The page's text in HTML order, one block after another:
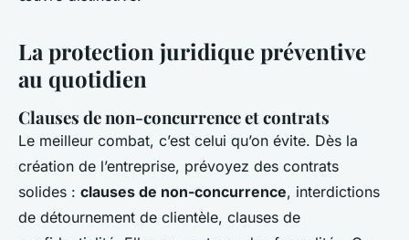
La protection juridique préventive
au quotidien
Clauses de non-concurrence et contrats
Le meilleur combat, c’est celui qu’on évite. Dès la
création de l’entreprise, prévoyez des contrats
solides : clauses de non-concurrence, interdictions
de détournement de clientèle, clauses de